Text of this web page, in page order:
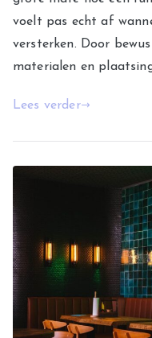
voelt pas echt af
versterken. Door
materialen en
Lees verder